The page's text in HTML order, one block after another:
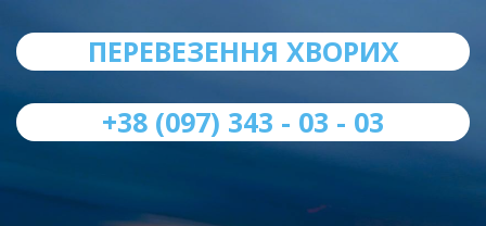
ПЕРЕВЕЗЕННЯ ХВОРИХ
+38 (097) 343 - 03 - 03